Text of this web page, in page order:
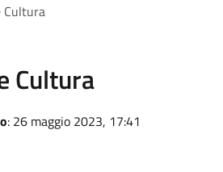
Cultura
Cultura
: 26 maggio 2023, 17:41